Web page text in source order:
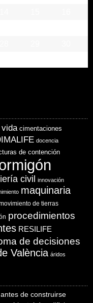
cimentaciones
docencia
de contención
civil innovación
maquinaria
de tierras
procedimientos
RESILIFE
de decisiones
València áridos
de construirse